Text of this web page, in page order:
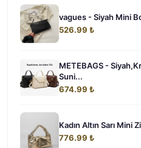
vagues - Siyah Mini
526.99 ₺
METEBAGS -
Suni...
674.99 ₺
Kadın Altın Sarı Mini
776.99 ₺